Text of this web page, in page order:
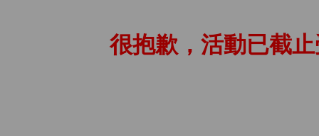
很抱歉，活動已截